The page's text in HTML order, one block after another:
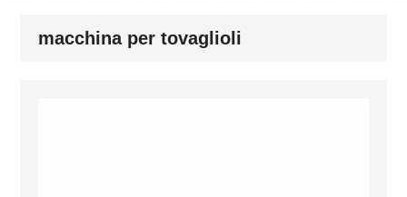
macchina per tovaglioli